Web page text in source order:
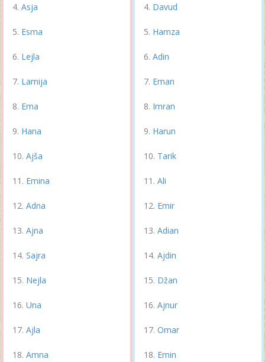
Asja
Esma
Lejla
Lamija
Ema
Hana
Ajša
Emina
Adna
Ajna
Sajra
Nejla
Una
Ajla
Amna
Davud
Hamza
Adin
Eman
Imran
Harun
Tarik
Ali
Emir
Adian
Ajdin
Džan
Ajnur
Omar
Emin